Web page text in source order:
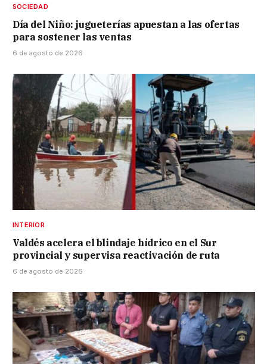
SOCIEDAD
Día del Niño: jugueterías apuestan a las ofertas
para sostener las ventas
6 de agosto de 2026
INTERIOR
Valdés acelera el blindaje hídrico en el Sur
provincial y supervisa reactivación de ruta
6 de agosto de 2026